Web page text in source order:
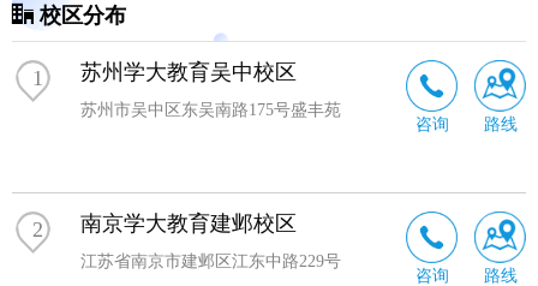
代。未来，学大教育将继续秉承“因材施教，个性为本”的
教育理念，致力于传播教学思想，研究教学方法，开发教
学产品，提供有益的教学服务。
校区分布
1 苏州学大教育吴中校区
苏州市吴中区东吴南路175号盛丰苑
咨询 路线
2 南京学大教育建邺校区
江苏省南京市建邺区江东中路229号
咨询 路线